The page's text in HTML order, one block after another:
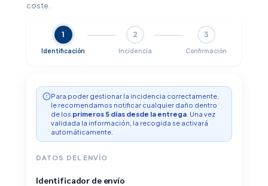
coste.
1
Identificación
2
Incidencia
3
Confirmación
Para poder gestionar la incidencia correctamente,
le recomendamos notificar cualquier daño dentro
de los primeros 5 días desde la entrega . Una vez
validada la información, la recogida se activará
automáticamente.
DATOS DEL ENVÍO
Identificador de envío